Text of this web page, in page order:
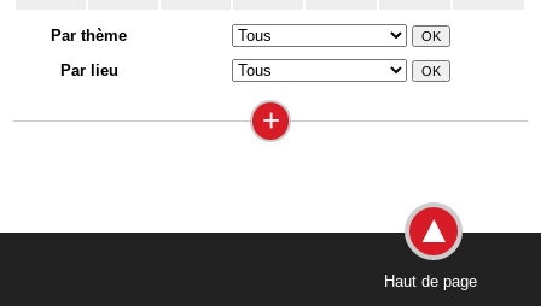
Par thème
Par lieu
+
Haut de page